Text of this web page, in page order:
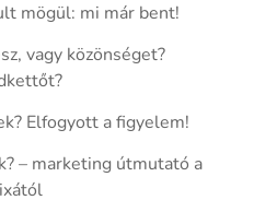
mögül: mi már bent!
vagy közönséget?
Elfogyott a figyelem!
– marketing útmutató a